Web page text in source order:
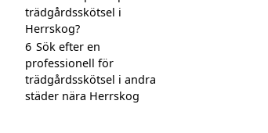
trädgårdsskötsel i
Herrskog?
6 Sök efter en
professionell för
trädgårdsskötsel i andra
städer nära Herrskog